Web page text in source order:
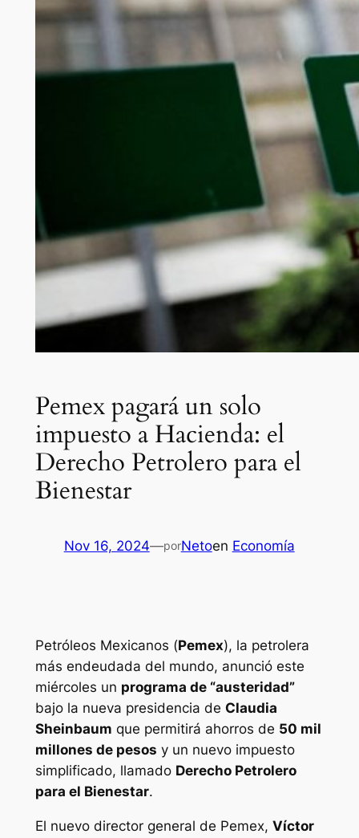
Pemex pagará un solo
impuesto a Hacienda: el
Derecho Petrolero para el
Bienestar
Nov 16, 2024—porNetoen Economía
Petróleos Mexicanos (Pemex), la petrolera
más endeudada del mundo, anunció este
miércoles un programa de “austeridad”
bajo la nueva presidencia de Claudia
Sheinbaum que permitirá ahorros de 50 mil
millones de pesos y un nuevo impuesto
simplificado, llamado Derecho Petrolero
para el Bienestar.
El nuevo director general de Pemex, Víctor